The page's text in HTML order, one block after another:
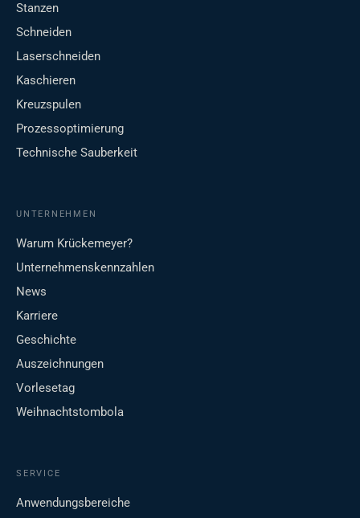
Stanzen
Schneiden
Laserschneiden
Kaschieren
Kreuzspulen
Prozessoptimierung
Technische Sauberkeit
UNTERNEHMEN
Warum Krückemeyer?
Unternehmenskennzahlen
News
Karriere
Geschichte
Auszeichnungen
Vorlesetag
Weihnachtstombola
SERVICE
Anwendungsbereiche